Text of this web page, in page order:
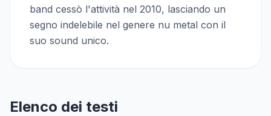
band cessò l'attività nel 2010, lasciando un
segno indelebile nel genere nu metal con il
suo sound unico.
Elenco dei testi